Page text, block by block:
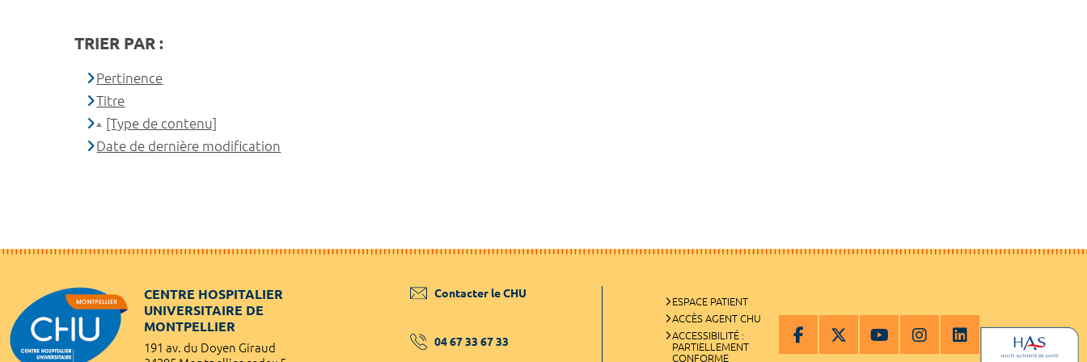
TRIER PAR :
Pertinence
Titre
[Type de contenu]
Date de dernière modification
CENTRE HOSPITALIER
UNIVERSITAIRE DE
MONTPELLIER
191 av. du Doyen Giraud
Contacter le CHU
04 67 33 67 33
ESPACE PATIENT
ACCÈS AGENT CHU
ACCESSIBILITÉ :
PARTIELLEMENT
CONFORME